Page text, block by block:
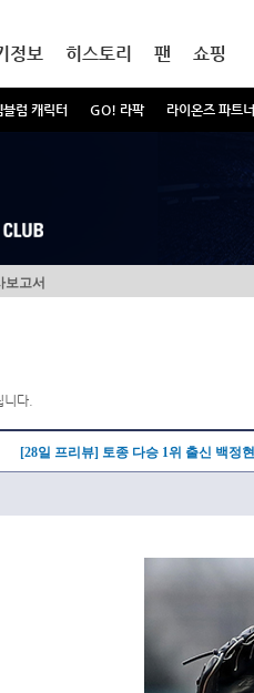
블럼 캐릭터 GO! 라팍 라이온즈 파트너
정보 히스토리 팬 쇼핑
보고서
다.
[28일 프리뷰] 토종 다승 1위 출신 백정